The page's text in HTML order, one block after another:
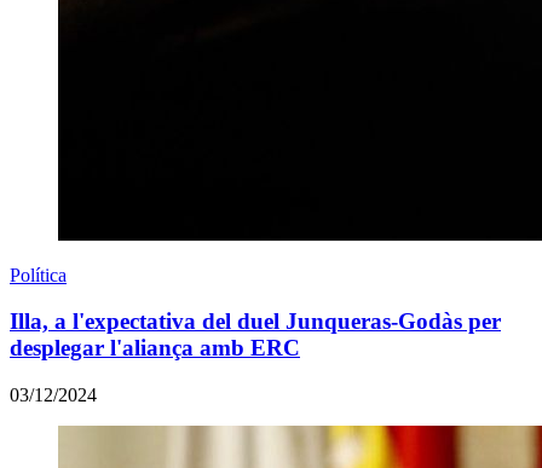
Política
Illa, a l'expectativa del duel Junqueras-Godàs per
desplegar l'aliança amb ERC
03/12/2024